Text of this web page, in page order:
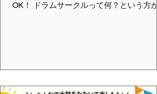
OK！ ドラムサークルって何？という方か
こう！ とき ：８月２日（日） １９：４